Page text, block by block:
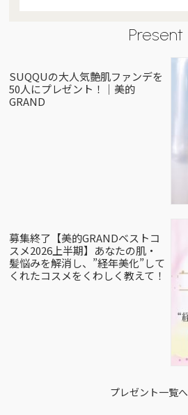
Present
SUQQUの大人気艶肌ファンデを
50人にプレゼント！｜美的
GRAND
募集終了【美的GRANDベストコ
スメ2026上半期】あなたの肌・
髪悩みを解消し、”経年美化”して
くれたコスメをくわしく教えて！
プレゼント一覧へ